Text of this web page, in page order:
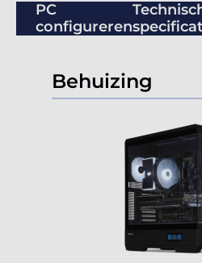
PC
configureren
Behuizing